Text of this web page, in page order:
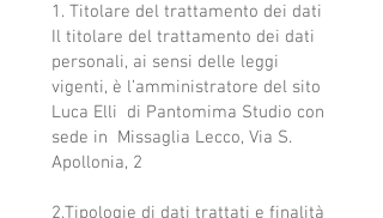
1. Titolare del trattamento dei dati
Il titolare del trattamento dei dati
personali, ai sensi delle leggi
vigenti, è l’amministratore del sito
Luca Elli di Pantomima Studio con
sede in Missaglia Lecco, Via S.
Apollonia, 2
2.Tipologie di dati trattati e finalità